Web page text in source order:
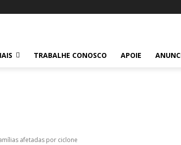
TRABALHE CONOSCO APOIE
afetadas por ciclone